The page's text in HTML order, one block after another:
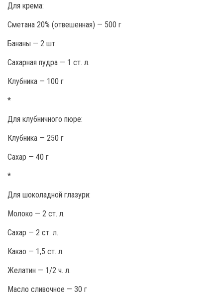
Для крема:
Сметана 20% (отвешенная) — 500 г
Бананы — 2 шт.
Сахарная пудра — 1 ст. л.
Клубника — 100 г
*
Для клубничного пюре:
Клубника — 250 г
Сахар — 40 г
*
Для шоколадной глазури:
Молоко — 2 ст. л.
Сахар — 2 ст. л.
Какао — 1,5 ст. л.
Желатин — 1/2 ч. л.
Масло сливочное — 30 г